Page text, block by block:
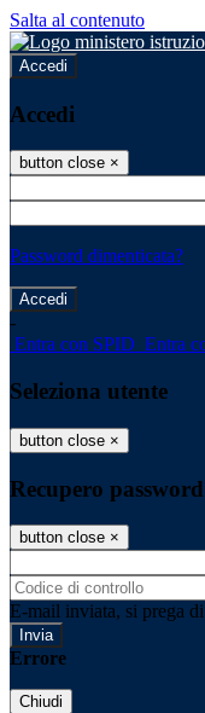
Salta al contenuto
Accedi
Accedi
button close ×
Password dimenticata?
-
Entra con SPID Entra
Seleziona utente
button close ×
Recupero password
button close ×
E-mail inviata, si prega
Errore
Chiudi